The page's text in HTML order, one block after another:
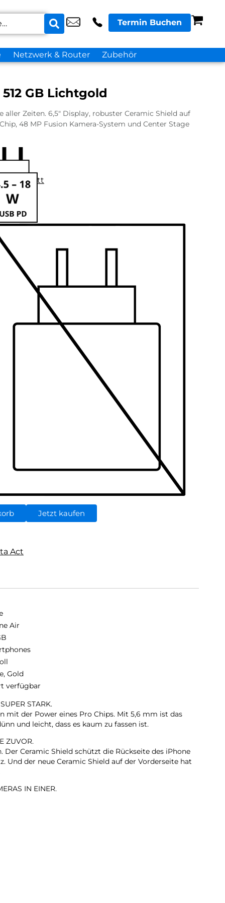
Termin Buchen
Netzwerk & Router Zubehör
GB Lichtgold
aller Zeiten. 6,5″ Display, robuster Ceramic Shield auf
48 MP Fusion Kamera-System und Center Stage
Jetzt kaufen
Act
Air
Gold
verfügbar
STARK.
mit der Power eines Pro Chips. Mit 5,6 mm ist das
und leicht, dass es kaum zu fassen ist.
ZUVOR.
Der Ceramic Shield schützt die Rückseite des iPhone
Und der neue Ceramic Shield auf der Vorderseite hat
IN EINER.
2x Zoom in optischer Qualität. Mach einfach